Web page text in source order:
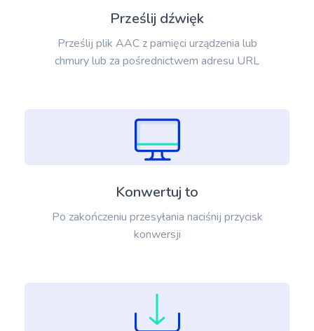
Prześlij dźwięk
Prześlij plik AAC z pamięci urządzenia lub
chmury lub za pośrednictwem adresu URL
Konwertuj to
Po zakończeniu przesyłania naciśnij przycisk
konwersji